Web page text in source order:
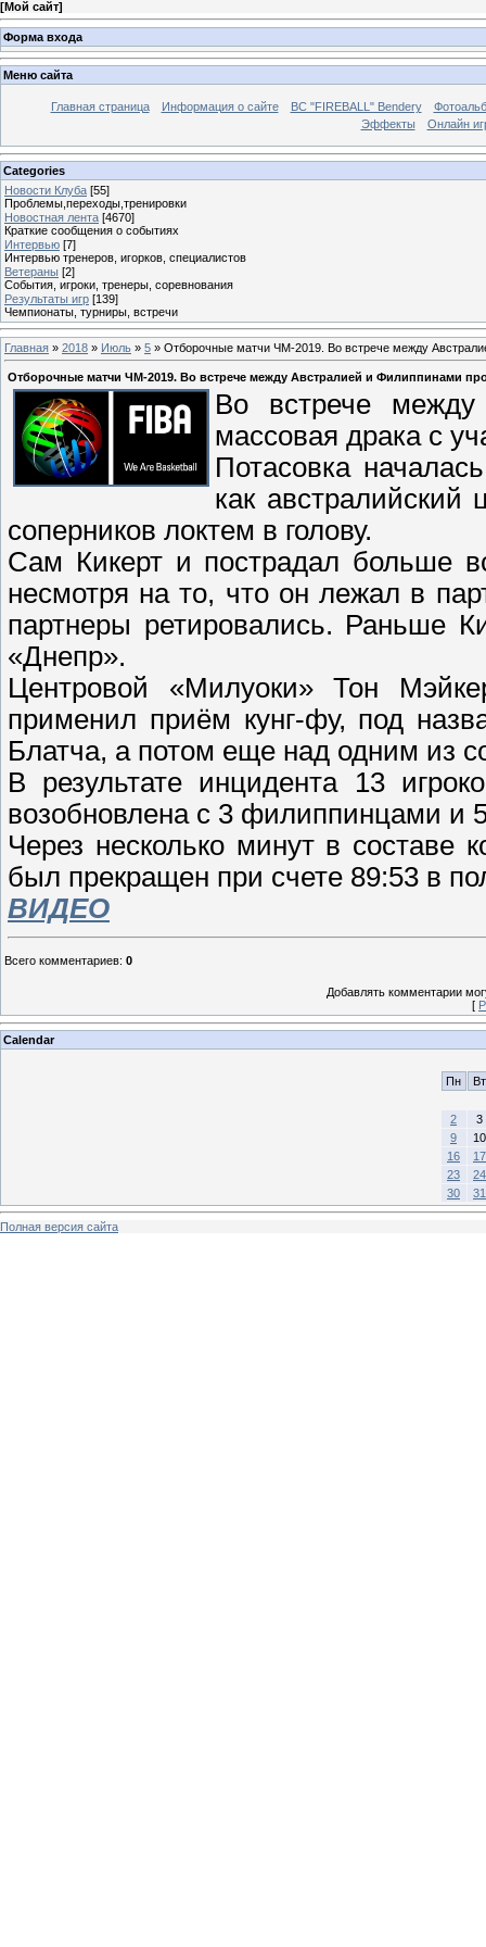
[Мой сайт]
Форма входа
Меню сайта
Главная страница Информация о сайте BC "FIREBALL" Bendery
Эффекты
Онлайн
Categories
Новости Клуба [55]
Проблемы,переходы,тренировки
Новостная лента [4670]
Краткие сообщения о событиях
Интервью [7]
Интервью тренеров, игорков, специалистов
Ветераны [2]
События, игроки, тренеры, соревнования
Результаты игр [139]
Чемпионаты, турниры, встречи
Главная » 2018 » Июль » 5 » Отборочные матчи ЧМ-2019. Во встрече между
Отборочные матчи ЧМ-2019. Во встрече между Австралией и Филиппинами
Во встрече
массовая драка с
Потасовка
как австралийский
соперников локтем в голову.
Сам Кикерт и пострадал больше
несмотря на то, что он лежал в
партнеры ретировались. Раньше
«Днепр».
Центровой «Милуоки» Тон
применил приём кунг-фу, под
Блатча, а потом еще над одним из
В результате инцидента 13
возобновлена с 3 филиппинцами и
Через несколько минут в составе
был прекращен при счете 89:53 в
ВИДЕО
Всего комментариев: 0
Добавлять комментарии
[
Calendar
Пн Вт
2
3
9
10
16
17
23
24
30
31
Полная версия сайта